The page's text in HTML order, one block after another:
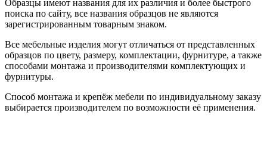
Образцы имеют названия для их различия и более быстрого
поиска по сайту, все названия образцов не являются
зарегистрированным товарным знаком.
Все мебельные изделия могут отличаться от представленных
образцов по цвету, размеру, комплектации, фурнитуре, а также
способами монтажа и производителями комплектующих и
фурнитуры.
Способ монтажа и крепёж мебели по индивидуальному заказу
выбирается производителем по возможности её применения.